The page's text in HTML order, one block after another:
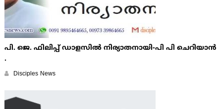
പി. ജെ. ഫിലിപ്പ് ഡാളസിൽ നിര്യാതനായി-പി പി ചെറിയാൻ
.
Disciples News